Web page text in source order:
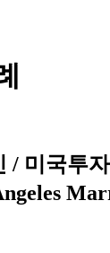
/ 미국투